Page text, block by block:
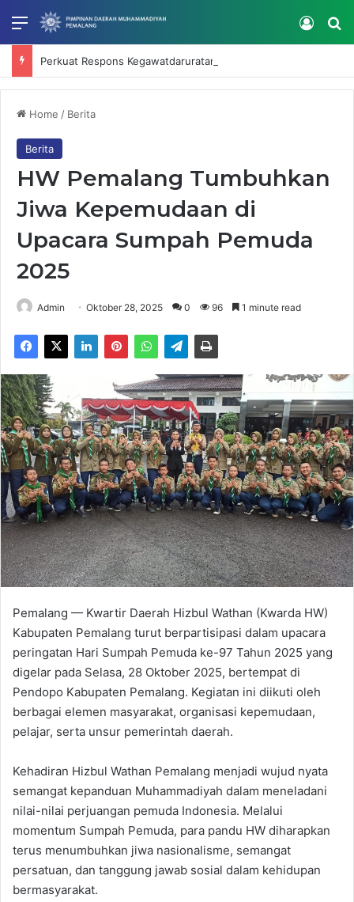
Menu Log In
Home / Berita
Berita
HW Pemalang Tumbuhkan
Jiwa Kepemudaan di
Upacara Sumpah Pemuda
2025
Admin Oktober 28, 2025 0 96 1 minute read
Pemalang — Kwartir Daerah Hizbul Wathan (Kwarda HW)
Kabupaten Pemalang turut berpartisipasi dalam upacara
peringatan Hari Sumpah Pemuda ke-97 Tahun 2025 yang
digelar pada Selasa, 28 Oktober 2025, bertempat di
Pendopo Kabupaten Pemalang. Kegiatan ini diikuti oleh
berbagai elemen masyarakat, organisasi kepemudaan,
pelajar, serta unsur pemerintah daerah.
Kehadiran Hizbul Wathan Pemalang menjadi wujud nyata
semangat kepanduan Muhammadiyah dalam meneladani
nilai-nilai perjuangan pemuda Indonesia. Melalui
momentum Sumpah Pemuda, para pandu HW diharapkan
terus menumbuhkan jiwa nasionalisme, semangat
persatuan, dan tanggung jawab sosial dalam kehidupan
bermasyarakat.